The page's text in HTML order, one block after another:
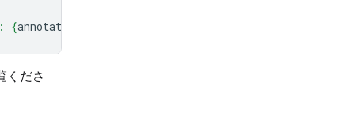
: {annotation
くださ